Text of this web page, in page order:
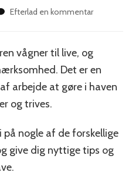
Efterlad en kommentaron
er
der
arbejde
vågner til live, og
Det er en
arbejde at gøre i haven
og trives.
nogle af de forskellige
give dig nyttige tips og